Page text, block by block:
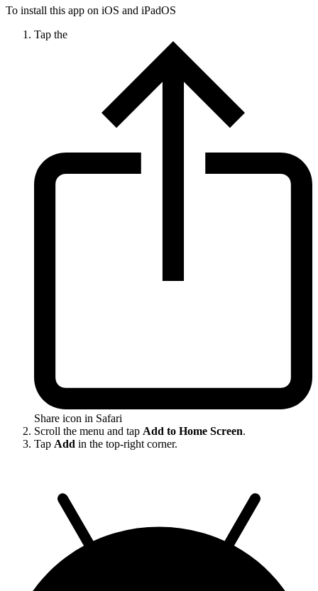
To install this app on iOS and iPadOS
Tap the
Share icon in Safari
Scroll the menu and tap Add to Home Screen.
Tap Add in the top-right corner.